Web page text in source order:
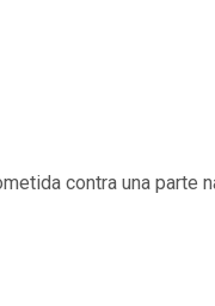
contra una parte